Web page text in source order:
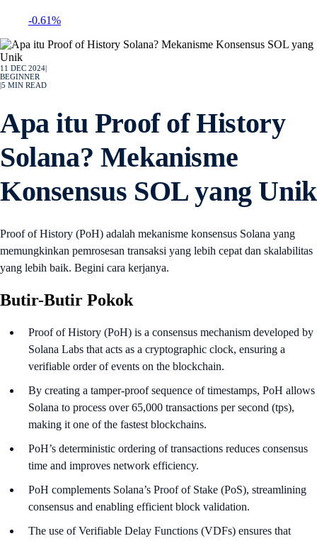
-0.61%
11 DEC 2024
BEGINNER
5 MIN READ
Apa itu Proof of History
Solana? Mekanisme
Konsensus SOL yang Unik
Proof of History (PoH) adalah mekanisme konsensus Solana yang
memungkinkan pemrosesan transaksi yang lebih cepat dan skalabilitas
yang lebih baik. Begini cara kerjanya.
Butir-Butir Pokok
Proof of History (PoH) is a consensus mechanism developed by
Solana Labs that acts as a cryptographic clock, ensuring a
verifiable order of events on the blockchain.
By creating a tamper-proof sequence of timestamps, PoH allows
Solana to process over 65,000 transactions per second (tps),
making it one of the fastest blockchains.
PoH’s deterministic ordering of transactions reduces consensus
time and improves network efficiency.
PoH complements Solana’s Proof of Stake (PoS), streamlining
consensus and enabling efficient block validation.
The use of Verifiable Delay Functions (VDFs) ensures that